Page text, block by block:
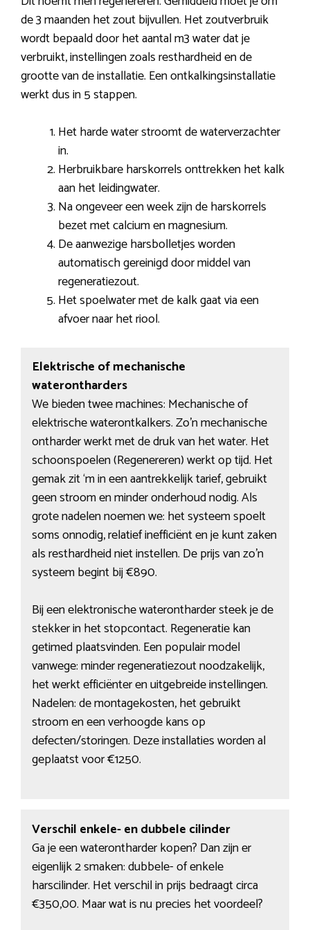
de 3 maanden het zout bijvullen. Het zoutverbruik
wordt bepaald door het aantal m3 water dat je
verbruikt, instellingen zoals resthardheid en de
grootte van de installatie. Een ontkalkingsinstallatie
werkt dus in 5 stappen.
Het harde water stroomt de waterverzachter
in.
Herbruikbare harskorrels onttrekken het kalk
aan het leidingwater.
Na ongeveer een week zijn de harskorrels
bezet met calcium en magnesium.
De aanwezige harsbolletjes worden
automatisch gereinigd door middel van
regeneratiezout.
Het spoelwater met de kalk gaat via een
afvoer naar het riool.
Elektrische of mechanische
waterontharders
We bieden twee machines: Mechanische of
elektrische waterontkalkers. Zo’n mechanische
ontharder werkt met de druk van het water. Het
schoonspoelen (Regenereren) werkt op tijd. Het
gemak zit ‘m in een aantrekkelijk tarief, gebruikt
geen stroom en minder onderhoud nodig. Als
grote nadelen noemen we: het systeem spoelt
soms onnodig, relatief inefficiënt en je kunt zaken
als resthardheid niet instellen. De prijs van zo’n
systeem begint bij €890.
Bij een elektronische waterontharder steek je de
stekker in het stopcontact. Regeneratie kan
getimed plaatsvinden. Een populair model
vanwege: minder regeneratiezout noodzakelijk,
het werkt efficiënter en uitgebreide instellingen.
Nadelen: de montagekosten, het gebruikt
stroom en een verhoogde kans op
defecten/storingen. Deze installaties worden al
geplaatst voor €1250.
Verschil enkele- en dubbele cilinder
Ga je een waterontharder kopen? Dan zijn er
eigenlijk 2 smaken: dubbele- of enkele
harscilinder. Het verschil in prijs bedraagt circa
€350,00. Maar wat is nu precies het voordeel?